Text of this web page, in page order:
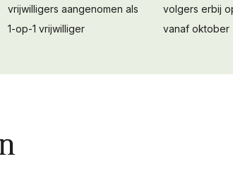
vrijwilligers aangenomen als
1-op-1 vrijwilliger
volgers erbij
vanaf oktober